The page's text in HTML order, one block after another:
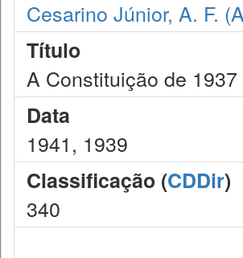
Cesarino Júnior, A. F.
Título
A Constituição de
Data
1941, 1939
Classificação (CDDir)
340